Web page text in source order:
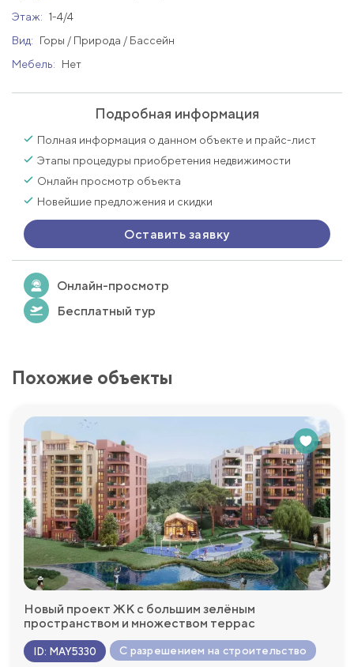
Этаж: 1-4/4
Вид:
Горы / Природа / Бассейн
Мебель:
Нет
Подробная информация
Полная информация о данном объекте и прайс-лист
Этапы процедуры приобретения недвижимости
Онлайн просмотр объекта
Новейшие предложения и скидки
Оставить заявку
Онлайн-просмотр
Бесплатный тур
Похожие объекты
Новый проект ЖК с большим зелёным
пространством и множеством террас
ID: MAY5330 С разрешением на строительство